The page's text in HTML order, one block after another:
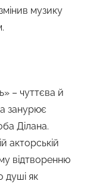
музику
– чуттєва й
занурює
Ділана.
акторській
відтворенню
душі як